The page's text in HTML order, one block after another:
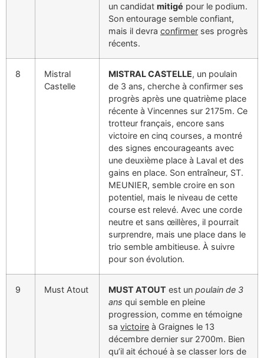
un candidat mitigé pour le podium.
Son entourage semble confiant,
mais il devra confirmer ses progrès
récents.
8
Mistral
Castelle
MISTRAL CASTELLE, un poulain
de 3 ans, cherche à confirmer ses
progrès après une quatrième place
récente à Vincennes sur 2175m. Ce
trotteur français, encore sans
victoire en cinq courses, a montré
des signes encourageants avec
une deuxième place à Laval et des
gains en place. Son entraîneur, ST.
MEUNIER, semble croire en son
potentiel, mais le niveau de cette
course est relevé. Avec une corde
neutre et sans œillères, il pourrait
surprendre, mais une place dans le
trio semble ambitieuse. À suivre
pour son évolution.
9 Must Atout MUST ATOUT est un poulain de 3
ans qui semble en pleine
progression, comme en témoigne
sa victoire à Graignes le 13
décembre dernier sur 2700m. Bien
qu’il ait échoué à se classer lors de